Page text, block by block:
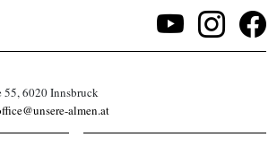
55, 6020 Innsbruck
almen.at